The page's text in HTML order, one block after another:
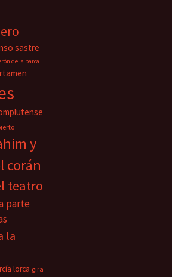
sastre
de la barca
y
corán
teatro
parte
la
lorca gira